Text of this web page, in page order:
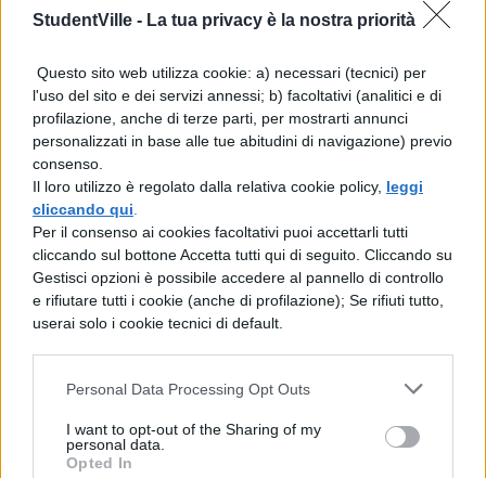
StudentVille - La tua privacy è la nostra priorità
Questo sito web utilizza cookie: a) necessari (tecnici) per
l'uso del sito e dei servizi annessi; b) facoltativi (analitici e di
profilazione, anche di terze parti, per mostrarti annunci
personalizzati in base alle tue abitudini di navigazione) previo
consenso.
Il loro utilizzo è regolato dalla relativa cookie policy, leggi
cliccando qui
Per il consenso ai cookies facoltativi puoi accettarli tutti
cliccando sul bottone Accetta tutti qui di seguito. Cliccando su
Gestisci opzioni è possibile accedere al pannello di controllo
e rifiutare tutti i cookie (anche di profilazione); Se rifiuti tutto,
userai solo i cookie tecnici di default.
Personal Data Processing Opt Outs
I want to opt-out of the Sharing of my
personal data.
Opted In
Portiamo le incognite al primo membro e i
termini noti
al secondo, poi svolgiamo i conti:
$2x-2x^2-2X^3+2x^3-18x+2X^2-8x>-2+1-
8$
$-24x>-9$
Moltiplichiamo entrambi i membri per -1 e
invertiamo
il verso:
$-1*(-24)x>-1*(-9)$
$24x<9$